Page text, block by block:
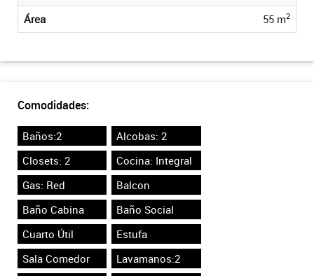
Área
55 m2
Comodidades:
Baños:2
Alcobas: 2
Closets: 2
Cocina: Integral
Gas: Red
Balcon
Baño Cabina
Baño Social
Cuarto Útil
Estufa
Sala Comedor
Lavamanos:2